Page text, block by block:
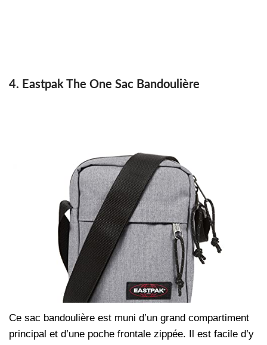
4. Eastpak The One Sac Bandoulière
Ce sac bandoulière est muni d’un grand compartiment
principal et d’une poche frontale zippée. Il est facile d’y